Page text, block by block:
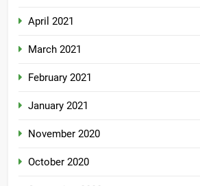
April 2021
March 2021
February 2021
January 2021
November 2020
October 2020